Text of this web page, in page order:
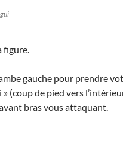
figure.
gauche pour prendre
» (coup de pied vers
bras vous attaquant.